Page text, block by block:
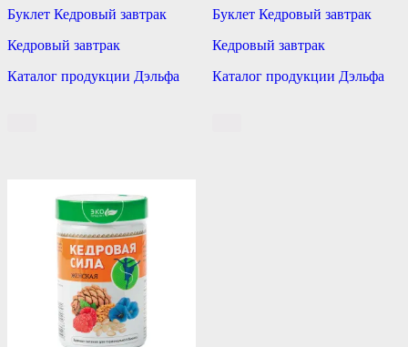
Буклет Кедровый завтрак
Кедровый завтрак
Каталог продукции Дэльфа
Буклет Кедровый завтрак
Кедровый завтрак
Каталог продукции Дэльфа